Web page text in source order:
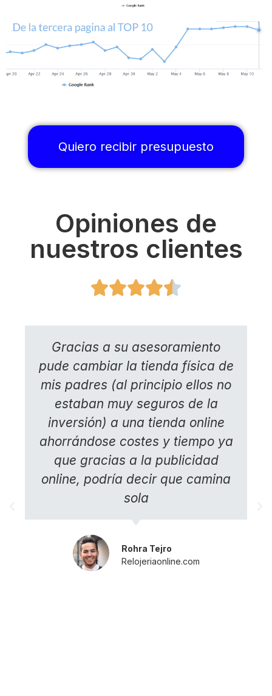
Quiero recibir presupuesto
Opiniones de
nuestros clientes

Gracias a su asesoramiento
pude cambiar la tienda física de
mis padres (al principio ellos no
estaban muy seguros de la
inversión) a una tienda online
ahorrándose costes y tiempo ya
que gracias a la publicidad
online, podría decir que camina
sola
Rohra Tejro
Relojeriaonline.com